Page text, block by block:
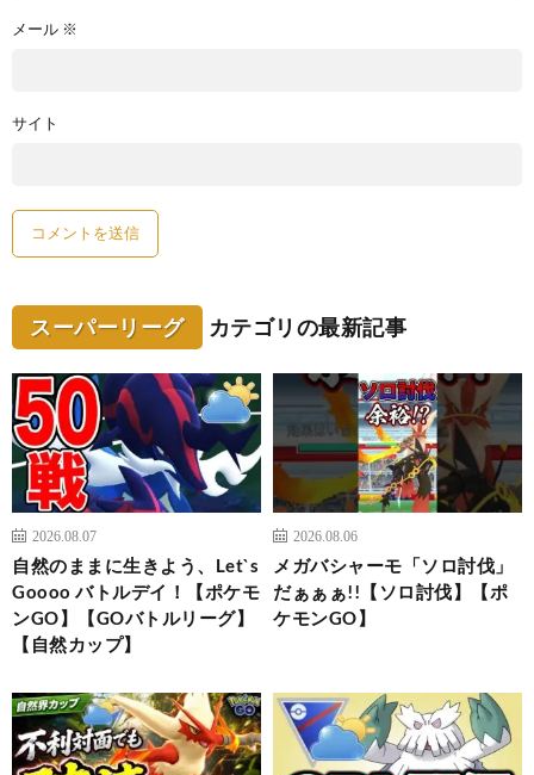
メール ※
サイト
スーパーリーグ カテゴリの最新記事
2026.08.07
自然のままに生きよう、Let`s
Goooo バトルデイ！【ポケモ
ンGO】【GOバトルリーグ】
【自然カップ】
2026.08.06
メガバシャーモ「ソロ討伐」
だぁぁぁ!!【ソロ討伐】【ポ
ケモンGO】